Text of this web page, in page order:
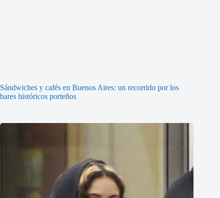
Sándwiches y cafés en Buenos Aires: un recorrido por los
bares históricos porteños